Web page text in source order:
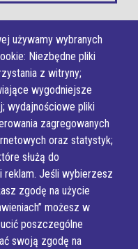
używamy wybranych
Niezbędne pliki
z witryny;
wygodniejsze
wydajnościowe pliki
zagregowanych
oraz statystyk;
służą do
reklam. Jeśli wybierzesz
zgodę na użycie
możesz w
poszczególne
swoją zgodę na
- Gminny Ośrodek Kultury w